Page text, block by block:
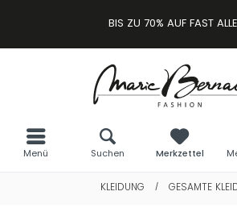
BIS ZU 70% AUF FAST
Menü Merkzettel
Suchen
KLEIDUNG / GESAMTE